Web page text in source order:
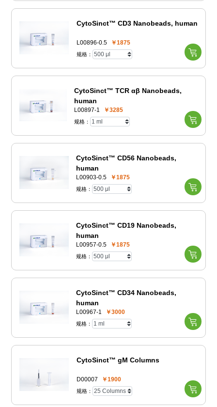
CytoSinct™ CD3 Nanobeads, human
L00896-0.5 ￥1875
规格：
CytoSinct™ TCR αβ Nanobeads,
human
L00897-1 ￥3285
规格：
CytoSinct™ CD56 Nanobeads,
human
L00903-0.5 ￥1875
规格：
CytoSinct™ CD19 Nanobeads,
human
L00957-0.5 ￥1875
规格：
CytoSinct™ CD34 Nanobeads,
human
L00967-1 ￥3000
规格：
CytoSinct™ gM Columns
D00007 ￥1900
规格：